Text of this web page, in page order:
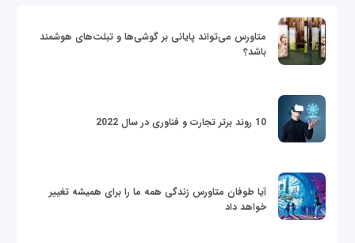
متاورس می‌تواند پایانی بر گوشی‌ها و تبلت‌های هوشمند
باشد؟
10 روند برتر تجارت و فناوری در سال 2022
آیا طوفان متاورس زندگی همه ما را برای همیشه تغییر
خواهد داد